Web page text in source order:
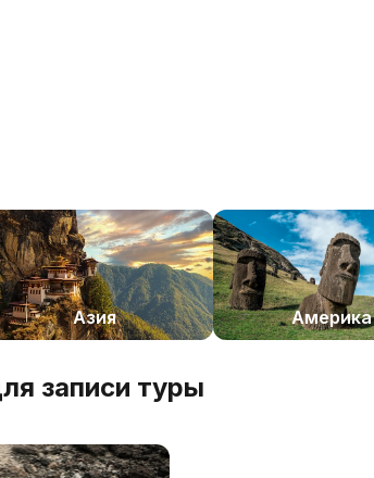
Азия Америка
записи туры